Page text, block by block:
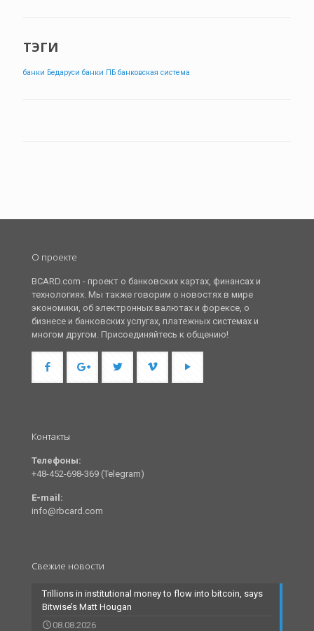
ТЭГИ
банки Бедаруси банки ПБ банковская система
О проекте
BCARD.com - проект о банковских картах, финансах и
технологиях. Мы также говорим о новостях в мире
экономики, об электронных валютах и форексе, о
бизнесе и банковских услугах, платежных системах и
многом другом. Присоединяйтесь к общению!
Контакты
Телефоны:
+48-452-698-369 (Telegram)
E-mail:
info@rbcard.com
Свежие новости
Trillions in institutional money to flow into bitcoin, says
Bitwise’s Matt Hougan
08.08.2026